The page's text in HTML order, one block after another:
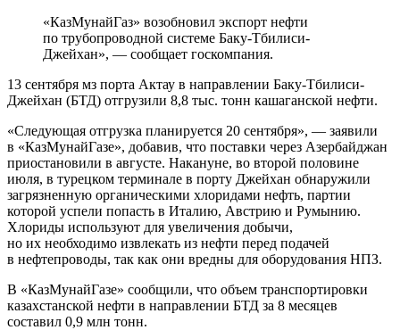
«КазМунайГаз» возобновил экспорт нефти
по трубопроводной системе Баку-Тбилиси-
Джейхан», — сообщает госкомпания.
13 сентября мз порта Актау в направлении Баку-Тбилиси-
Джейхан (БТД) отгрузили 8,8 тыс. тонн кашаганской нефти.
«Следующая отгрузка планируется 20 сентября», — заявили
в «КазМунайГазе», добавив, что поставки через Азербайджан
приостановили в августе. Накануне, во второй половине
июля, в турецком терминале в порту Джейхан обнаружили
загрязненную органическими хлоридами нефть, партии
которой успели попасть в Италию, Австрию и Румынию.
Хлориды используют для увеличения добычи,
но их необходимо извлекать из нефти перед подачей
в нефтепроводы, так как они вредны для оборудования НПЗ.
В «КазМунайГазе» сообщили, что объем транспортировки
казахстанской нефти в направлении БТД за 8 месяцев
составил 0,9 млн тонн.